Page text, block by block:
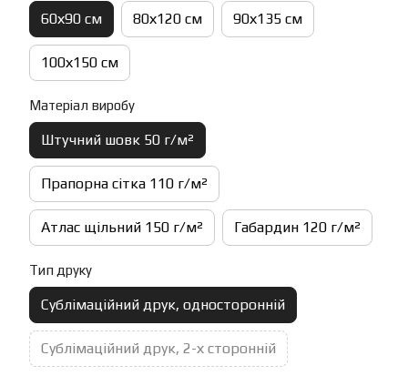
60х90 см 80х120 см 90х135 см
100х150 см
Матеріал виробу
Штучний шовк 50 г/м²
Прапорна сітка 110 г/м²
Атлас щільний 150 г/м² Габардин 120 г/м²
Тип друку
Сублімаційний друк, односторонній
Сублімаційний друк, 2-х сторонній